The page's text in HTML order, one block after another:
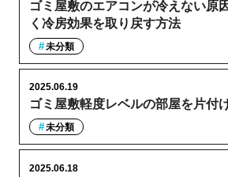
ゴミ屋敷のエアコンが冷えない原
く冷房効果を取り戻す方法
未分類
ゴミ屋敷軽度レベルの部屋を片付
2025.06.19
未分類
2025.06.18